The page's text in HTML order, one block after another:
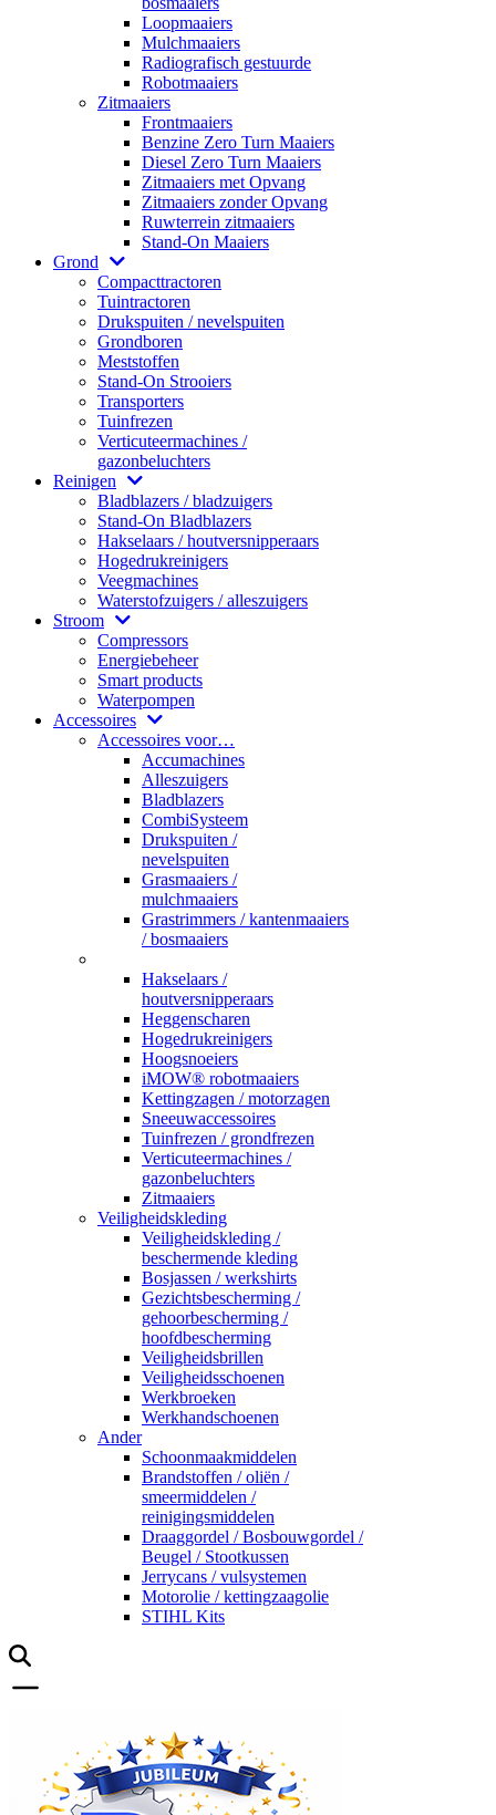
Loopmaaiers
Mulchmaaiers
Radiografisch gestuurde
Robotmaaiers
Zitmaaiers
Frontmaaiers
Benzine Zero Turn Maaiers
Diesel Zero Turn Maaiers
Zitmaaiers met Opvang
Zitmaaiers zonder Opvang
Ruwterrein zitmaaiers
Stand-On Maaiers
Grond
Compacttractoren
Tuintractoren
Drukspuiten / nevelspuiten
Grondboren
Meststoffen
Stand-On Strooiers
Transporters
Tuinfrezen
Verticuteermachines /
gazonbeluchters
Reinigen
Bladblazers / bladzuigers
Stand-On Bladblazers
Hakselaars / houtversnipperaars
Hogedrukreinigers
Veegmachines
Waterstofzuigers / alleszuigers
Stroom
Compressors
Energiebeheer
Smart products
Waterpompen
Accessoires
Accessoires voor…
Accumachines
Alleszuigers
Bladblazers
CombiSysteem
Drukspuiten /
nevelspuiten
Grasmaaiers /
mulchmaaiers
Grastrimmers / kantenmaaiers
/ bosmaaiers
Hakselaars /
houtversnipperaars
Heggenscharen
Hogedrukreinigers
Hoogsnoeiers
iMOW® robotmaaiers
Kettingzagen / motorzagen
Sneeuwaccessoires
Tuinfrezen / grondfrezen
Verticuteermachines /
gazonbeluchters
Zitmaaiers
Veiligheidskleding
Veiligheidskleding /
beschermende kleding
Bosjassen / werkshirts
Gezichtsbescherming /
gehoorbescherming /
hoofdbescherming
Veiligheidsbrillen
Veiligheidsschoenen
Werkbroeken
Werkhandschoenen
Ander
Schoonmaakmiddelen
Brandstoffen / oliën /
smeermiddelen /
reinigingsmiddelen
Draaggordel / Bosbouwgordel /
Beugel / Stootkussen
Jerrycans / vulsystemen
Motorolie / kettingzaagolie
STIHL Kits